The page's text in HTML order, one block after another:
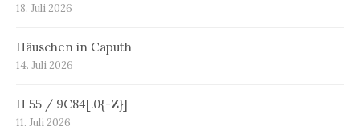
18. Juli 2026
Häuschen in Caputh
14. Juli 2026
H 55 / 9C84[.0{-Z}]
11. Juli 2026